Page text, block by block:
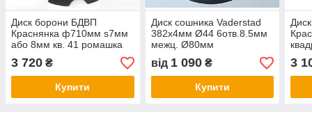
Диск борони БДВП
Краснянка ф710мм ѕ7мм
або 8мм кв. 41 ромашка
Z8, Z10 /гладка кромка
ст30Mnb5
3 720 ₴
Купити
Диск сошника Vaderstad
382х4мм Ø44 6отв.8.5мм
межц. Ø80мм
Ст65Г,ст30Mnb5 223584
(199210)
від 1 090₴
Купити
3